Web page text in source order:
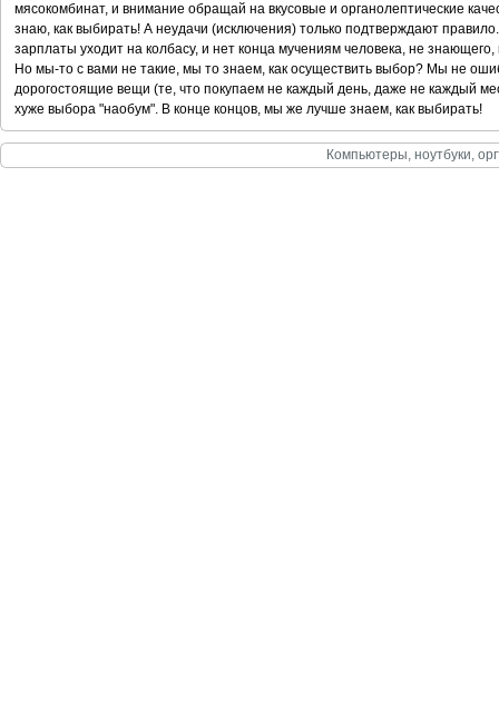
мясокомбинат, и внимание обращай на вкусовые и органолептические
знаю, как выбирать! А неудачи (исключения) только подтверждают
зарплаты уходит на колбасу, и нет конца мучениям человека, не знающего,
Но мы-то с вами не такие, мы то знаем, как осуществить выбор? Мы не
дорогостоящие вещи (те, что покупаем не каждый день, даже не каждый
хуже выбора "наобум". В конце концов, мы же лучше знаем, как выбирать!
Компьютеры, ноутбуки,